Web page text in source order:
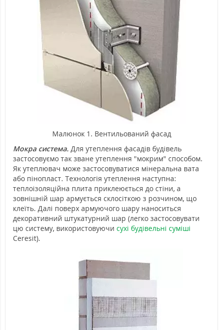
Малюнок 1. Вентильований фасад
Мокра система. Для утеплення фасадів будівель
застосовуємо так зване утеплення "мокрим" способом.
Як утеплювач може застосовуватися мінеральна вата
або пінопласт. Технологія утеплення наступна:
теплоізоляційна плита приклеюється до стіни, а
зовнішній шар армується склосіткою з розчином, що
клеїть. Далі поверх армуючого шару наноситься
декоративний штукатурний шар (легко застосовувати
цю систему, використовуючи сухі будівельні суміші
Ceresit).